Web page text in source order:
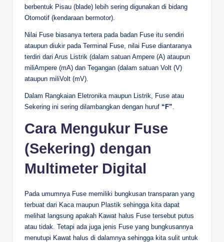
berbentuk Pisau (blade) lebih sering digunakan di bidang
Otomotif (kendaraan bermotor).
Nilai Fuse biasanya tertera pada badan Fuse itu sendiri
ataupun diukir pada Terminal Fuse, nilai Fuse diantaranya
terdiri dari Arus Listrik (dalam satuan Ampere (A) ataupun
miliAmpere (mA) dan Tegangan (dalam satuan Volt (V)
ataupun miliVolt (mV).
Dalam Rangkaian Eletronika maupun Listrik, Fuse atau
Sekering ini sering dilambangkan dengan huruf “F”
Cara Mengukur Fuse
(Sekering) dengan
Multimeter Digital
Pada umumnya Fuse memiliki bungkusan transparan yang
terbuat dari Kaca maupun Plastik sehingga kita dapat
melihat langsung apakah Kawat halus Fuse tersebut putus
atau tidak. Tetapi ada juga jenis Fuse yang bungkusannya
menutupi Kawat halus di dalamnya sehingga kita sulit untuk